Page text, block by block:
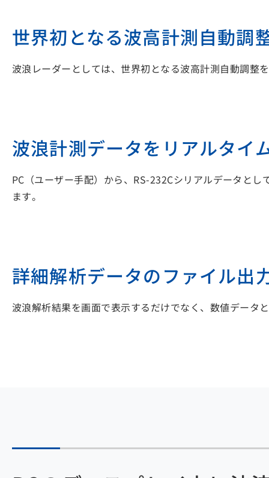
世界初となる波高計測自動調
波浪レーダーとしては、世界初となる波高計測自動調整
波浪計測データをリアルタイ
PC（ユーザー手配）から、RS-232Cシリアルデータと
ます。
詳細解析データのファイル出
波浪解析結果を画面で表示するだけでなく、数値データ